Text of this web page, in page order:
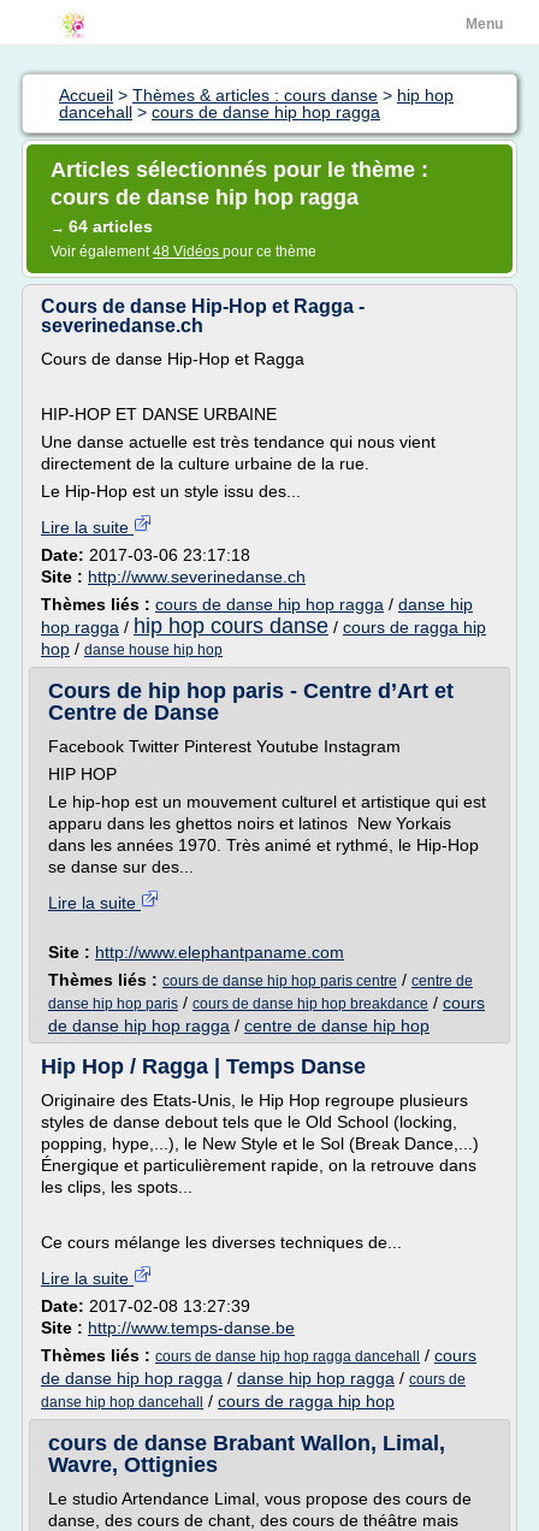
Menu
Accueil > Thèmes & articles : cours danse > hip hop
dancehall > cours de danse hip hop ragga
Articles sélectionnés pour le thème :
cours de danse hip hop ragga
→ 64 articles
Voir également48 Vidéos pour ce thème
Cours de danse Hip-Hop et Ragga -
severinedanse.ch
Cours de danse Hip-Hop et Ragga
HIP-HOP ET DANSE URBAINE
Une danse actuelle est très tendance qui nous vient
directement de la culture urbaine de la rue.
Le Hip-Hop est un style issu des...
Lire la suite
Date: 2017-03-06 23:17:18
Site : http://www.severinedanse.ch
Thèmes liés : cours de danse hip hop ragga / danse hip
hop ragga / hip hop cours danse / cours de ragga hip
hop / danse house hip hop
Cours de hip hop paris - Centre d’Art et
Centre de Danse
Facebook Twitter Pinterest Youtube Instagram
HIP HOP
Le hip-hop est un mouvement culturel et artistique qui est
apparu dans les ghettos noirs et latinos New Yorkais
dans les années 1970. Très animé et rythmé, le Hip-Hop
se danse sur des...
Lire la suite
Site : http://www.elephantpaname.com
Thèmes liés : cours de danse hip hop paris centre / centre de
danse hip hop paris / cours de danse hip hop breakdance / cours
de danse hip hop ragga / centre de danse hip hop
Hip Hop / Ragga | Temps Danse
Originaire des Etats-Unis, le Hip Hop regroupe plusieurs
styles de danse debout tels que le Old School (locking,
popping, hype,...), le New Style et le Sol (Break Dance,...)
Énergique et particulièrement rapide, on la retrouve dans
les clips, les spots...
Ce cours mélange les diverses techniques de...
Lire la suite
Date: 2017-02-08 13:27:39
Site : http://www.temps-danse.be
Thèmes liés : cours de danse hip hop ragga dancehall / cours
de danse hip hop ragga / danse hip hop ragga / cours de
danse hip hop dancehall
/ cours de ragga hip hop
cours de danse Brabant Wallon, Limal,
Wavre, Ottignies
Le studio Artendance Limal, vous propose des cours de
danse, des cours de chant, des cours de théâtre mais